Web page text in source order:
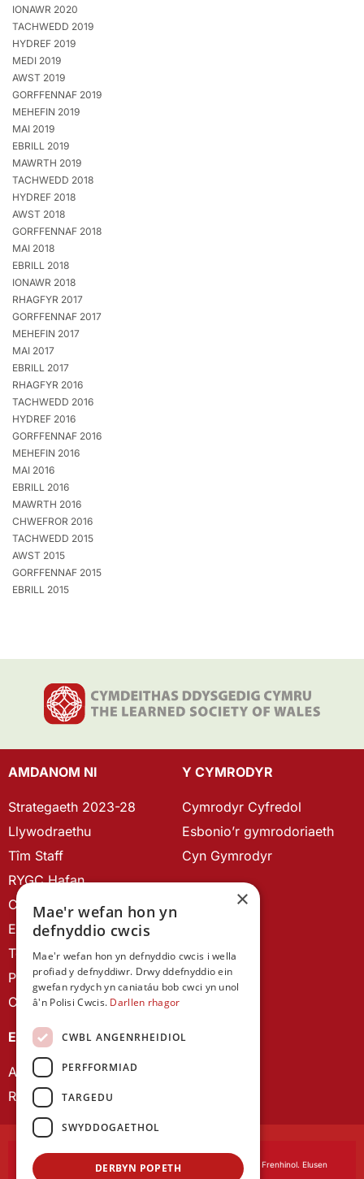
IONAWR 2020
TACHWEDD 2019
HYDREF 2019
MEDI 2019
AWST 2019
GORFFENNAF 2019
MEHEFIN 2019
MAI 2019
EBRILL 2019
MAWRTH 2019
TACHWEDD 2018
HYDREF 2018
AWST 2018
GORFFENNAF 2018
MAI 2018
EBRILL 2018
IONAWR 2018
RHAGFYR 2017
GORFFENNAF 2017
MEHEFIN 2017
MAI 2017
EBRILL 2017
RHAGFYR 2016
TACHWEDD 2016
HYDREF 2016
GORFFENNAF 2016
MEHEFIN 2016
MAI 2016
EBRILL 2016
MAWRTH 2016
CHWEFROR 2016
TACHWEDD 2015
AWST 2015
GORFFENNAF 2015
EBRILL 2015
AMDANOM NI
Strategaeth 2023-28
Llywodraethu
Tîm Staff
RYGC Hafan
Canllawiau brandio
Ein Hanes
Telerau ac Amodau
Polisi Preifatrwydd
Cysylltu â ni
Y CYMRODYR
Cymrodyr Cyfredol
Esbonio’r gymrodoriaeth
Cyn Gymrodyr
EIN CYHOEDDIADAU
Astudiaethau Cymreig
Rhwydwaith Ymchwil Gyrfa Cynnar
Cymdeithas Ddysgedig Cymru, corfforedig drwy Siarter Frenhinol. Elusen
×
Mae'r wefan hon yn
defnyddio cwcis
Mae'r wefan hon yn defnyddio cwcis i wella
profiad y defnyddiwr. Drwy ddefnyddio ein
gwefan rydych yn caniatáu bob cwci yn unol
â'n Polisi Cwcis. Darllen rhagor
CWBL ANGENRHEIDIOL
PERFFORMIAD
TARGEDU
SWYDDOGAETHOL
DERBYN POPETH